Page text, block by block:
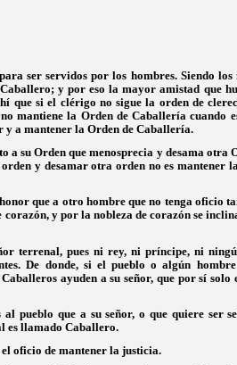
ser servidos por los hombres. Siendo los
y por eso la mayor amistad que
que si el clérigo no sigue la orden de
mantiene la Orden de Caballería cuando
y a mantener la Orden de Caballería.
su Orden que menosprecia y desama otra
y desamar otra orden no es mantener
que a otro hombre que no tenga oficio
y por la nobleza de corazón se
terrenal, pues ni rey, ni príncipe, ni
De donde, si el pueblo o algún
ayuden a su señor, que por sí solo
pueblo que a su señor, o que quiere ser
es llamado Caballero.
oficio de mantener la justicia.